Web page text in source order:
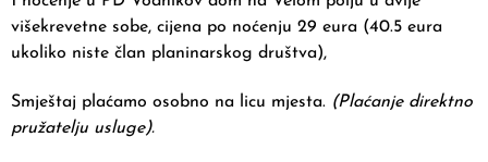
višekrevetne sobe, cijena po noćenju 29 eura (40.5 eura
ukoliko niste član planinarskog društva),
Smještaj plaćamo osobno na licu mjesta. (Plaćanje direktno
pružatelju usluge).